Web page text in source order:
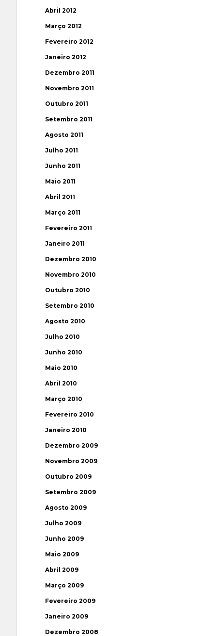
Abril 2012
Março 2012
Fevereiro 2012
Janeiro 2012
Dezembro 2011
Novembro 2011
Outubro 2011
Setembro 2011
Agosto 2011
Julho 2011
Junho 2011
Maio 2011
Abril 2011
Março 2011
Fevereiro 2011
Janeiro 2011
Dezembro 2010
Novembro 2010
Outubro 2010
Setembro 2010
Agosto 2010
Julho 2010
Junho 2010
Maio 2010
Abril 2010
Março 2010
Fevereiro 2010
Janeiro 2010
Dezembro 2009
Novembro 2009
Outubro 2009
Setembro 2009
Agosto 2009
Julho 2009
Junho 2009
Maio 2009
Abril 2009
Março 2009
Fevereiro 2009
Janeiro 2009
Dezembro 2008